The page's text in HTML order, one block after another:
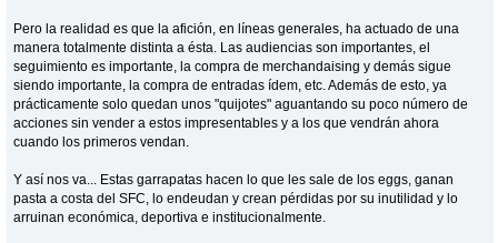
Pero la realidad es que la afición, en líneas generales, ha actuado de una
manera totalmente distinta a ésta. Las audiencias son importantes, el
seguimiento es importante, la compra de merchandaising y demás sigue
siendo importante, la compra de entradas ídem, etc. Además de esto, ya
prácticamente solo quedan unos "quijotes" aguantando su poco número de
acciones sin vender a estos impresentables y a los que vendrán ahora
cuando los primeros vendan.
Y así nos va... Estas garrapatas hacen lo que les sale de los eggs, ganan
pasta a costa del SFC, lo endeudan y crean pérdidas por su inutilidad y lo
arruinan económica, deportiva e institucionalmente.